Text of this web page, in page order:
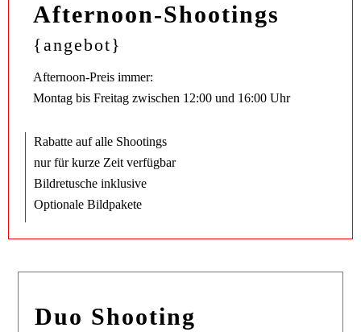
Afternoon-Shootings
{angebot}
Afternoon-Preis immer:
Montag bis Freitag zwischen 12:00 und 16:00 Uhr
Rabatte auf alle Shootings
nur für kurze Zeit verfügbar
Bildretusche inklusive
Optionale Bildpakete
Duo Shooting